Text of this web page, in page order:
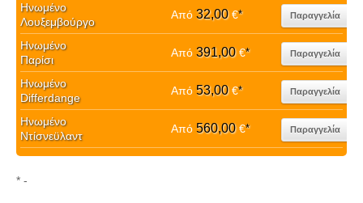
Ηνωμένο
Λουξεμβούργο
Από 32,00€* Παραγγελία
Ηνωμένο
Παρίσι
Από 391,00€* Παραγγελία
Ηνωμένο
Differdange
Από 53,00€* Παραγγελία
Ηνωμένο
Ντίσνεϋλαντ
Από 560,00€* Παραγγελία
* -